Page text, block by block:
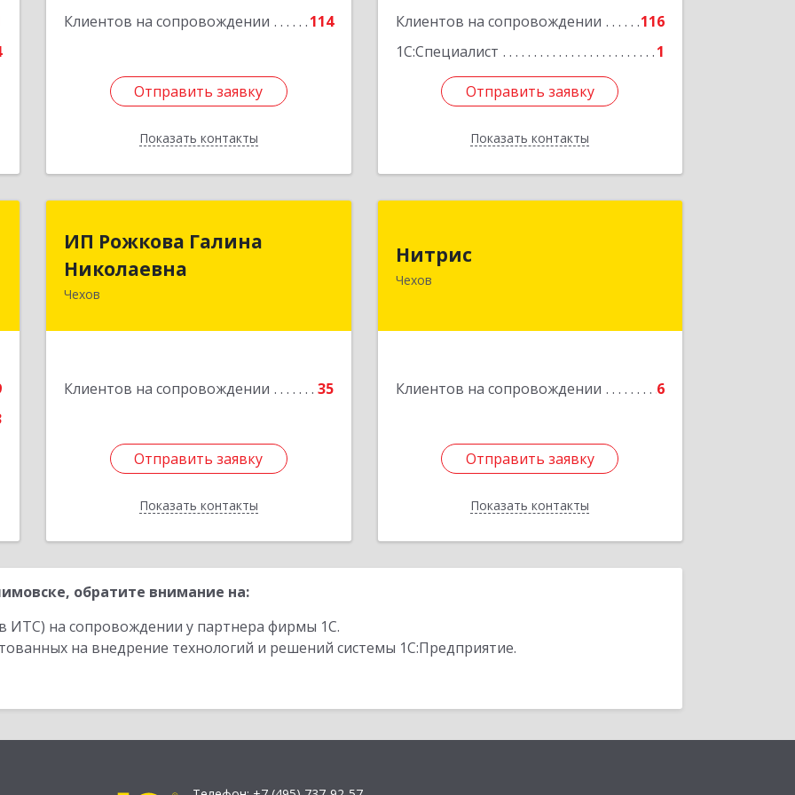
Клиентов на сопровождении 114
Отправить заявку
Показать контакты
Подробнее
Отправить заявку
Назад
Клиентов на сопровождении
116
1С:Специалист
1
Отправить заявку
Показать контакты
Отправить заявку
Назад
ИП Рожкова Галина
Николаевна
Чехов
Клиентов на сопровождении 35
Отправить заявку
Показать контакты
Николаевна
142306, Московская обл, Чеховский р-
Подробнее
Отправить заявку
Назад
Нитрис
Чехов
Клиентов на сопровождении 6
Отправить заявку
Показать контакты
142350, Московская обл, Чехов м.о.,
Столбовая пгт, Серпуховская ул, дом
Отправить заявку
Назад
обратите внимание на:
ИТС) на сопровождении у партнера фирмы 1С.
на внедрение технологий и решений системы 1С:Предприятие.